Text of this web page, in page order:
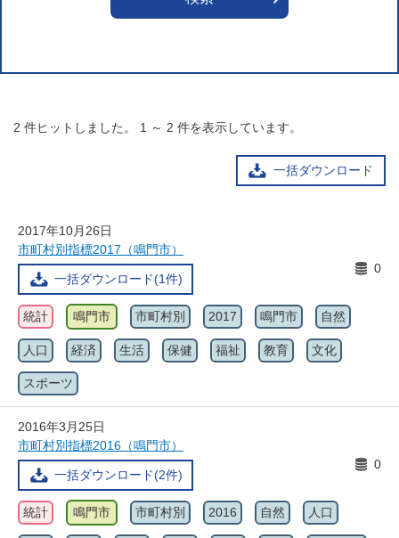
2 件ヒットしました。 1 ～ 2 件を表示しています。
一括ダウンロード
2017年10月26日
市町村別指標2017（鳴門市）
一括ダウンロード(1件)
0
統計 鳴門市 市町村別 2017 鳴門市 自然
人口 経済 生活 保健 福祉 教育 文化
スポーツ
2016年3月25日
市町村別指標2016（鳴門市）
一括ダウンロード(2件)
0
統計 鳴門市 市町村別 2016 自然 人口